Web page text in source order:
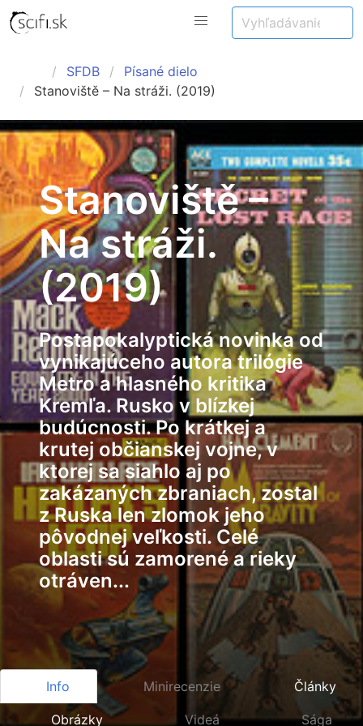
SFDB
Písané dielo
Stanoviště – Na stráži. (2019)
Stanoviště –
Na stráži.
(2019)
Postapokalyptická novinka od
vynikajúceho autora trilógie
Metro a hlasného kritika
Kremľa. Rusko v blízkej
budúcnosti. Po krátkej a
krutej občianskej vojne, v
ktorej sa siahlo aj po
zakázaných zbraniach, zostal
z Ruska len zlomok jeho
pôvodnej veľkosti. Celé
oblasti sú zamorené a rieky
otráven...
Info Minirecenzie Články
Obrázky Videá Sága